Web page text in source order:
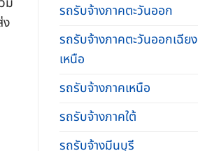
รถรับจ้างภาคตะวันออก
รถรับจ้างภาคตะวันออกเฉียง
เหนือ
รถรับจ้างภาคเหนือ
รถรับจ้างภาคใต้
รถรับจ้างมีนบุรี